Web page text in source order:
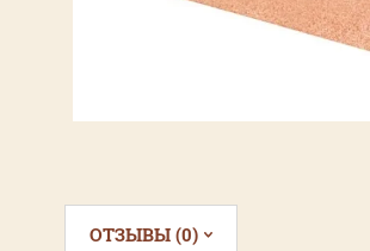
ОТЗЫВЫ (0)